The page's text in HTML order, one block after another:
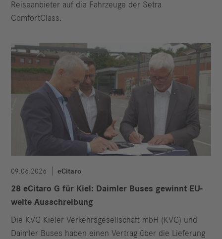
Reiseanbieter auf die Fahrzeuge der Setra
ComfortClass.
09.06.2026 eCitaro
28 eCitaro G für Kiel: Daimler Buses gewinnt EU-
weite Ausschreibung
Die KVG Kieler Verkehrsgesellschaft mbH (KVG) und
Daimler Buses haben einen Vertrag über die Lieferung